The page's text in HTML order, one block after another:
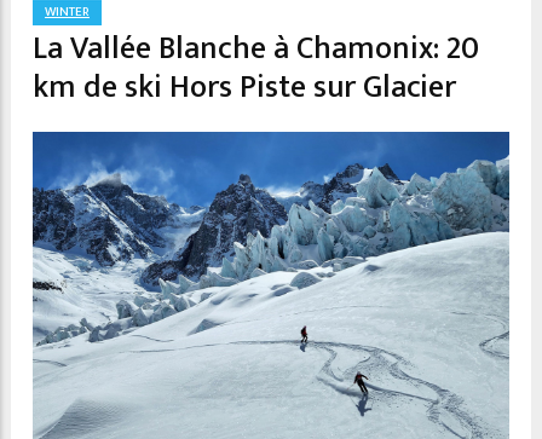
WINTER
La Vallée Blanche à Chamonix: 20
km de ski Hors Piste sur Glacier